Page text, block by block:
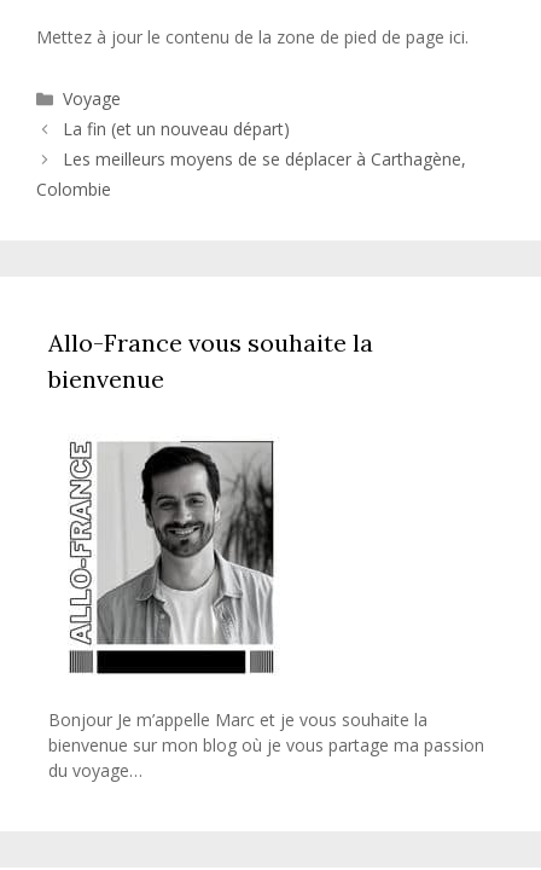
Mettez à jour le contenu de la zone de pied de page ici.
Catégories
Voyage
La fin (et un nouveau départ)
Les meilleurs moyens de se déplacer à Carthagène,
Colombie
Allo-France vous souhaite la
bienvenue
Bonjour Je m’appelle Marc et je vous souhaite la
bienvenue sur mon blog où je vous partage ma passion
du voyage…